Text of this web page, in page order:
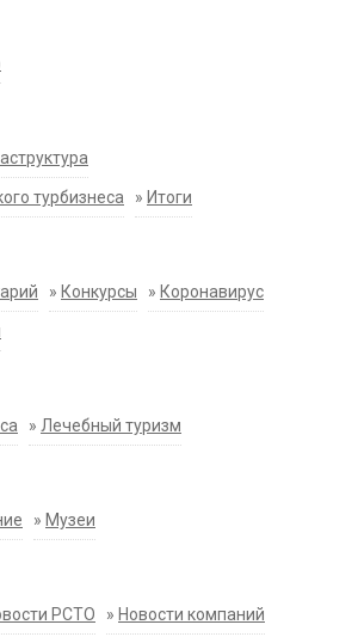
турбизнеса » Итоги
» Конкурсы » Коронавирус
» Лечебный туризм
» Музеи
РСТО » Новости компаний